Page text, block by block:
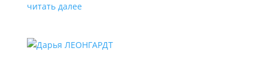
читать далее